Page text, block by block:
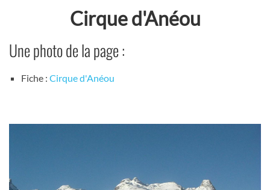
Cirque d'Anéou
Une photo de la page :
Fiche : Cirque d'Anéou